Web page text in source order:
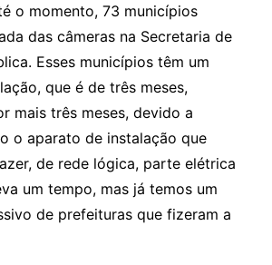
o momento, 73 municípios
das câmeras na Secretaria de
Esses municípios têm um
que é de três meses,
mais três meses, devido a
o aparato de instalação que
de rede lógica, parte elétrica
um tempo, mas já temos um
de prefeituras que fizeram a